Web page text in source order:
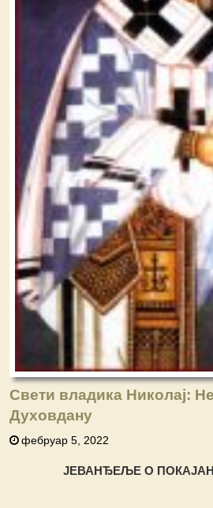
Свети владика Николај:
Духовдану
фебруар 5, 2022
ЈЕВАНЂЕЉЕ О